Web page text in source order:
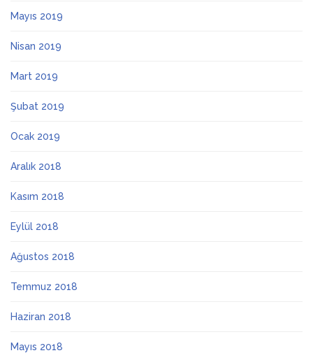
Mayıs 2019
Nisan 2019
Mart 2019
Şubat 2019
Ocak 2019
Aralık 2018
Kasım 2018
Eylül 2018
Ağustos 2018
Temmuz 2018
Haziran 2018
Mayıs 2018